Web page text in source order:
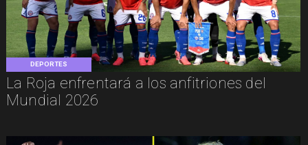
DEPORTES
La Roja enfrentará a los anfitriones del
Mundial 2026